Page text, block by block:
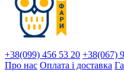
+38(099) 456 53 20 +38(067)
Про нас Оплата і доставка